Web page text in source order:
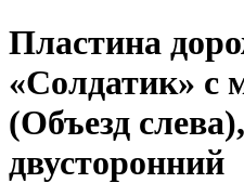
Пластина
«Солдатик» с
(Объезд
двусторонний